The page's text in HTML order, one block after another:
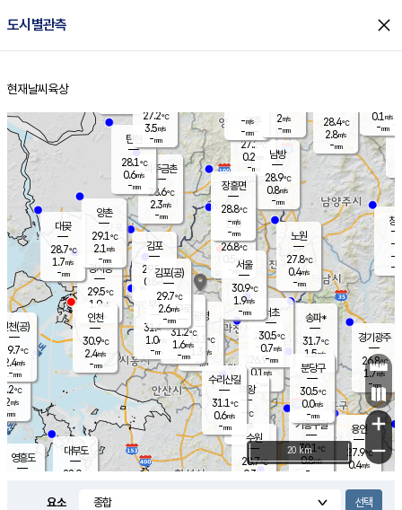
도시별관측 close
홈
현재날씨 육상
의도
℃
m/s
mm
영흥도
양주
27.2℃
0.2
-mm
과천
26.9℃
0.1m/s
- mm
용인
27.9℃
0.4m/s
경기광주
26.8℃
1.7m/s
-mm
대부도
28.0
경서동
29.5℃
1.9m/s
-mm
파주금촌
28.6℃
2.3m/s
-mm
28.4℃
2.8m/s
-mm
대곶
28.7℃
1.7m/s
-mm
창
-
-m/
-
탄현
28.1℃
0.6m/s
-mm
0.1 m/s
-mm
의왕
- ℃
m/s
mm
김포
29.5℃
0.8 m/s
mm
광명
33.1
℃
1.3 m/s
-mm
부천
31.4℃
1.0m/s
-mm
양촌
29.1℃
2.1 m/s
-mm
구로
31.2℃
1.6m/s
-mm
은평
26.8℃
0.5 m/s
- mm
노원
27.8℃
0.4m/s
-mm
송파*
31.7℃
1.5m/s
-mm
서초
30.5℃
0.7m/s
-mm
남방
28.9℃
0.8m/s
-mm
기흥구갈
30.1℃
0.8m/s
-
수리산길
31.1℃
0.6m/s
-mm
분당구
30.5℃
0.0m/s
-mm
장흥면
28.8℃
-m/s
-mm
-m/s
-mm
인천(공)
29.7℃
2.4m/s
-mm
김포(공)
29.7℃
2.6m/s
-mm
수원
28.7℃
0.3 m/s
인천
30.9℃
2.4m/s
-mm
서울
30.9℃
1.9m/s
-mm
27.2℃
3.5m/s
-mm
2m/s
-mm
+
−
20 km
요소